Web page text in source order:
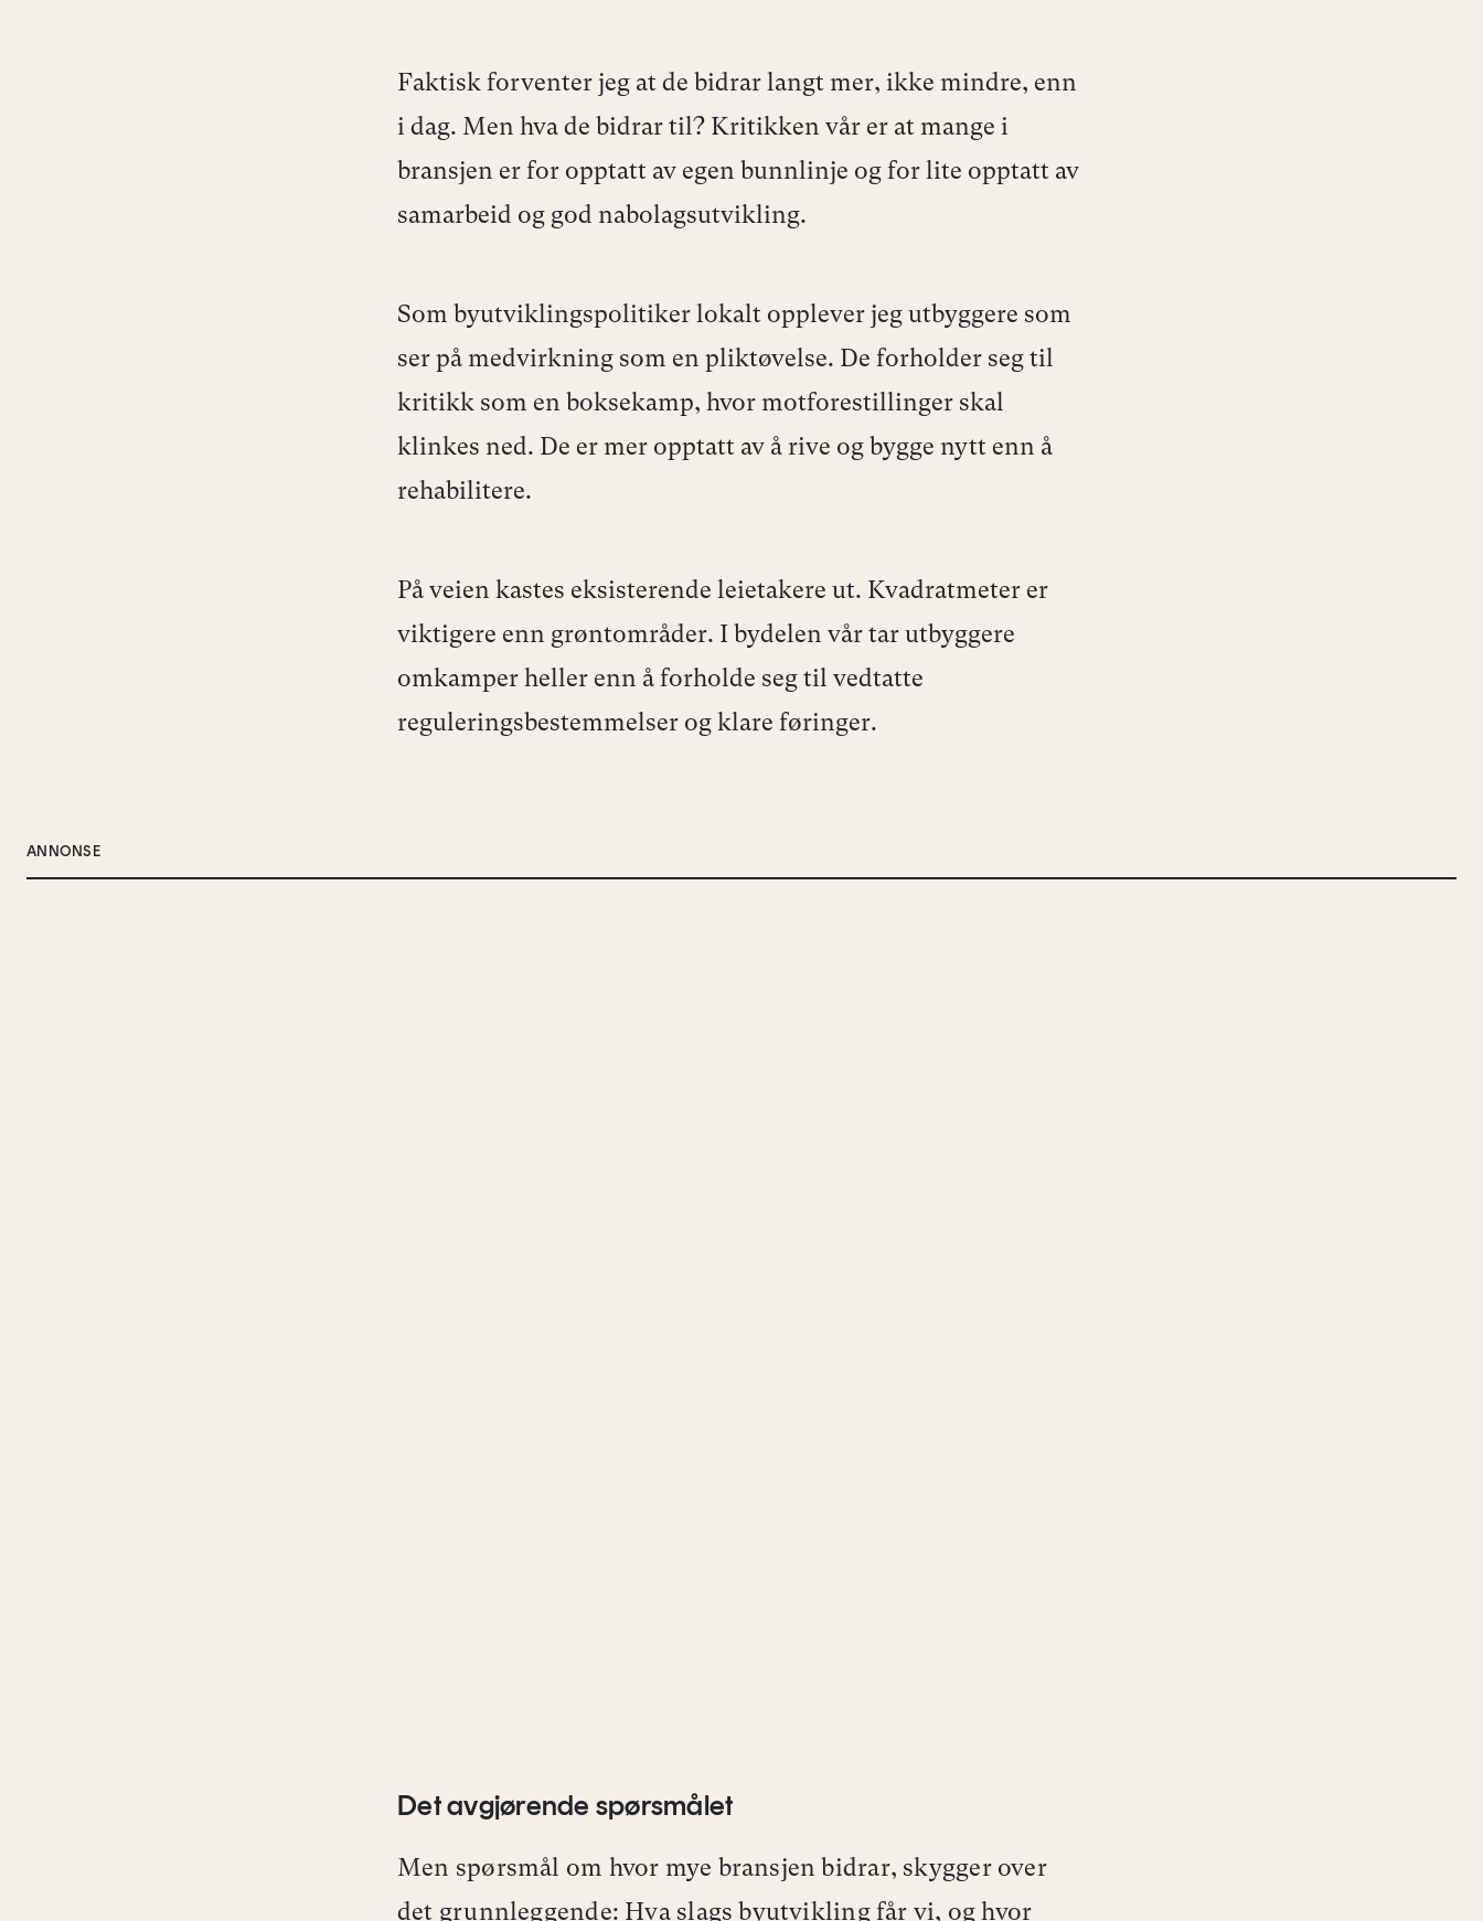
Faktisk forventer jeg at de bidrar langt mer, ikke mindre, enn
i dag. Men hva de bidrar til? Kritikken vår er at mange i
bransjen er for opptatt av egen bunnlinje og for lite opptatt av
samarbeid og god nabolagsutvikling.
Som byutviklingspolitiker lokalt opplever jeg utbyggere som
ser på medvirkning som en pliktøvelse. De forholder seg til
kritikk som en boksekamp, hvor motforestillinger skal
klinkes ned. De er mer opptatt av å rive og bygge nytt enn å
rehabilitere.
På veien kastes eksisterende leietakere ut. Kvadratmeter er
viktigere enn grøntområder. I bydelen vår tar utbyggere
omkamper heller enn å forholde seg til vedtatte
reguleringsbestemmelser og klare føringer.
ANNONSE
Det avgjørende spørsmålet
Men spørsmål om hvor mye bransjen bidrar, skygger over
det grunnleggende: Hva slags byutvikling får vi, og hvor